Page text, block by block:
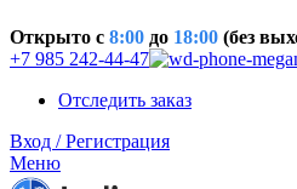
Открыто c 8:00 до 18:00 (без
+7 985 242-44-47
Отследить заказ
Вход / Регистрация
Меню